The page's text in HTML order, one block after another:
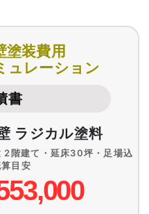
塗装費用
ュレーション
書
ラジカル塗料
2階建て・延床30坪・足場込
目安